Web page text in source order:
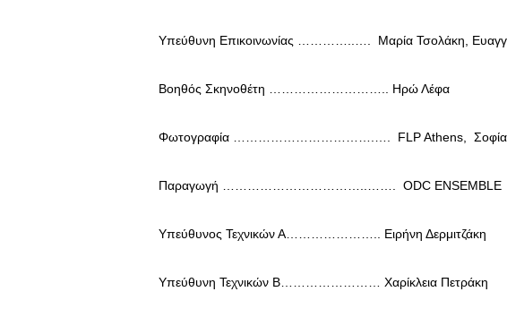
Υπεύθυνη Επικοινωνίας …………..…. Μαρία Τσολάκη,
Βοηθός Σκηνοθέτη ……………………….. Ηρώ Λέφα
Φωτογραφία …………………………….…. FLP Athens, Σοφία
Παραγωγή ……………………………..……. ΟDC ENSEMBLE
Υπεύθυνος Τεχνικών Α………………….. Ειρήνη Δερμιτζάκη
Υπεύθυνη Τεχνικών Β…………………… Χαρίκλεια Πετράκη